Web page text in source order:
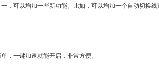
，可以增加一些新功能。比如，可以增加一个自动切换
，一键加速就能开启，非常方便。